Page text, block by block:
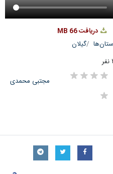
دریافت66 MB
گیلان
مجتبی محمدی